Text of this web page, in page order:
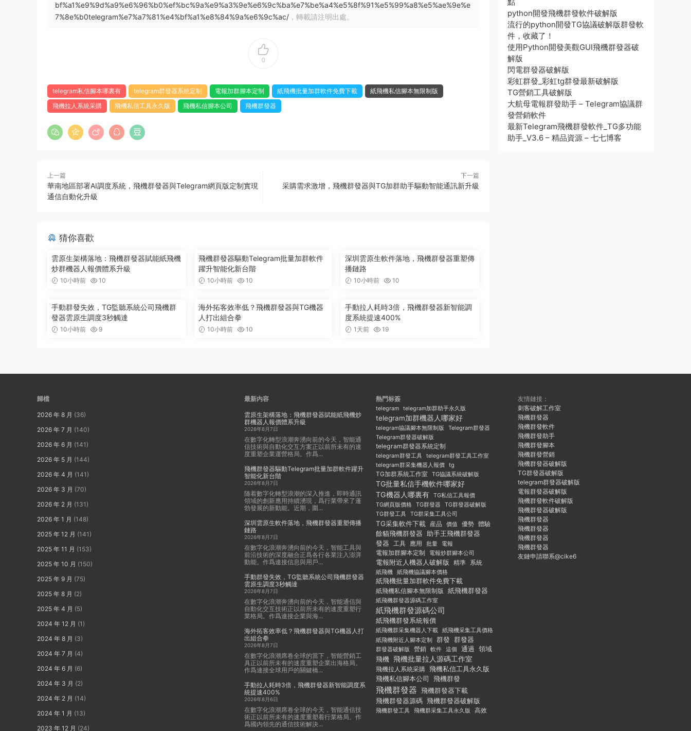
bf%a1%e9%9d%a9%e6%96%b0%ef%bc%9a%e9%a3%9e%e6%9c%ba%e7%be%a4%e5%8f%91%e5%99%a8%e5%ae%9e%e
7%8e%b0telegram%e7%a7%81%e4%bf%a1%e8%84%9a%e6%9c%ac/ ，轉載請注明出處。
0
telegram私信腳本哪裏有 telegram群發器系統定制 電報加群腳本定制 紙飛機批量加群軟件免費下載
紙飛機私信腳本無限制版
飛機拉人系統采購
飛機私信工具永久版 飛機私信腳本公司 飛機群發器
上一篇
華南地區部署AI調度系統，飛機群發器與Telegram網頁版定制實現
通信自動化升級
下一篇
采購需求激增，飛機群發器與TG加群助手驅動智能通訊新升級
猜你喜歡
雲原生架構落地：飛機群發器賦能紙飛機
炒群機器人報價體系升級
10小時前 10
飛機群發器驅動Telegram批量加群軟件
躍升智能化新台階
10小時前 10
深圳雲原生軟件落地，飛機群發器重塑傳
播鏈路
10小時前 10
手動群發失效，TG監聽系統公司飛機群
發器雲原生調度3秒觸達
10小時前 9
海外拓客效率低？飛機群發器與TG機器
人打出組合拳
10小時前 10
手動拉人耗時3倍，飛機群發器新智能調
度系統提速400%
1天前 19
python開發飛機群發軟件破解版
流行的python開發TG協議破解版群發軟
件，收藏了！
使用Python開發美觀GUI飛機群發器破
解版
閃電群發器破解版
彩虹群發_彩虹tg群發最新破解版
TG營銷工具破解版
大航母電報群發助手 – Telegram協議群
發營銷軟件
最新Telegram飛機群發軟件_TG多功能
助手_V3.6 – 精品資源 – 七七博客
歸檔
2026 年 8 月 (36)
2026 年 7 月 (140)
2026 年 6 月 (141)
2026 年 5 月 (144)
2026 年 4 月 (141)
2026 年 3 月 (70)
2026 年 2 月 (131)
2026 年 1 月 (148)
2025 年 12 月 (141)
2025 年 11 月 (153)
2025 年 10 月 (150)
2025 年 9 月 (75)
2025 年 8 月 (2)
2025 年 4 月 (5)
2024 年 12 月 (1)
2024 年 8 月 (3)
2024 年 7 月 (4)
2024 年 6 月 (6)
2024 年 3 月 (2)
2024 年 2 月 (14)
2024 年 1 月 (13)
2023 年 12 月 (24)
最新内容
雲原生架構落地：飛機群發器賦能紙飛機炒
群機器人報價體系升級
2026年8月7日
在數字化轉型浪潮奔湧向前的今天，智能通
信技術與自動化交互方案正以前所未有的速
度重塑企業運營格局。作爲...
飛機群發器驅動Telegram批量加群軟件躍升
智能化新台階
2026年8月7日
随着數字化轉型浪潮的深入推進，即時通訊
領域的創新應用持續湧現，爲行業帶來了蓬
勃發展的新動能。近期，圍...
深圳雲原生軟件落地，飛機群發器重塑傳播
鏈路
2026年8月7日
在數字化浪潮奔湧向前的今天，智能工具與
前沿技術的深度融合正爲各行各業注入澎湃
動能。作爲連接信息與用戶...
手動群發失效，TG監聽系統公司飛機群發器
雲原生調度3秒觸達
2026年8月7日
在數字化浪潮奔湧向前的今天，智能通信與
自動化交互技術正以前所未有的速度重塑行
業格局。作爲連接企業與海...
海外拓客效率低？飛機群發器與TG機器人打
出組合拳
2026年8月7日
在數字化浪潮席卷全球的當下，智能營銷工
具正以前所未有的速度重塑企業出海格局。
作爲連接全球用戶的關鍵橋...
手動拉人耗時3倍，飛機群發器新智能調度系
統提速400%
2026年8月6日
在數字化浪潮席卷全球的今天，智能通信技
術正以前所未有的速度重塑着行業格局。作
爲國内領先的通信技術解決...
熱門标簽
telegram telegram加群助手永久版
telegram加群機器人哪家好
telegram協議腳本無限制版
Telegram群發器
Telegram群發器破解版
telegram群發器系統定制
telegram群發工具 telegram群發工具工作室
telegram群采集機器人報價 tg
TG加群系統工作室 TG協議系統破解版
TG批量私信手機軟件哪家好
TG機器人哪裏有
TG私信工具報價
TG網頁版價格
TG群發器
TG群發器破解版
TG群發工具 TG群采集工具公司
TG采集軟件下載 産品 價值 優勢 體驗
餘貓飛機群發器 助手王飛機群發器
發器 工具 應用 批量 電報
電報加群腳本定制 電報炒群腳本公司
電報附近人機器人破解版 精準
系統
紙飛機
紙飛機協議腳本價格
紙飛機批量加群軟件免費下載
紙飛機私信腳本無限制版 紙飛機群發器
紙飛機群發器源碼工作室
紙飛機群發源碼公司
紙飛機群發系統報價
紙飛機群采集機器人下載 紙飛機采集工具價格
紙飛機附近人腳本定制
群發 群發器
群發器破解版 營銷 軟件 這個 通過 領域
飛機 飛機批量拉人源碼工作室
飛機拉人系統采購 飛機私信工具永久版
飛機私信腳本公司
飛機群發
飛機群發器 飛機群發器下載
飛機群發器源碼 飛機群發器破解版
飛機群發工具 飛機群采集工具永久版 高效
友情鏈接：
刺客破解工作室
飛機群發器
飛機群發軟件
飛機群發助手
飛機群發腳本
飛機群發營銷
飛機群發器破解版
TG群發器破解版
telegram群發器破解版
電報群發器破解版
飛機群發軟件破解版
飛機群發器破解版
飛機群發器
飛機群發器
飛機群發器
飛機群發器
友鏈申請聯系@cike6